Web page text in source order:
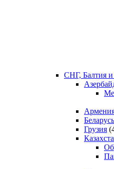
СНГ, Балтия и
Беларусь
Грузия